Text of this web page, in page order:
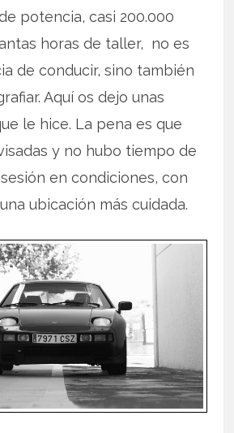
potencia, casi 200.000
horas de taller, no es
de conducir, sino también
Aquí os dejo unas
le hice. La pena es que
y no hubo tiempo de
en condiciones, con
ubicación más cuidada.